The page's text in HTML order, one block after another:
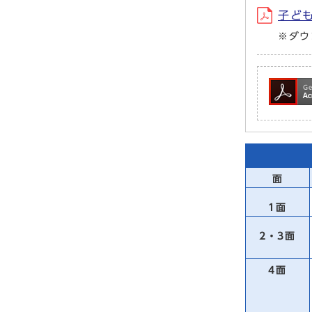
子ど
※ダウ
面
1面
2・3面
4面